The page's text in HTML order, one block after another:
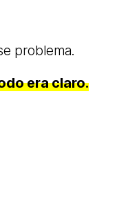
problema.
era claro.